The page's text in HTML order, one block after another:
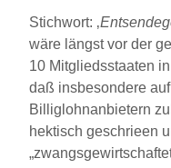
Stichwort: ‚
wäre längst vor der
10 Mitgliedsstaaten
daß insbesondere
Billiglohnanbietern
hektisch geschrieen